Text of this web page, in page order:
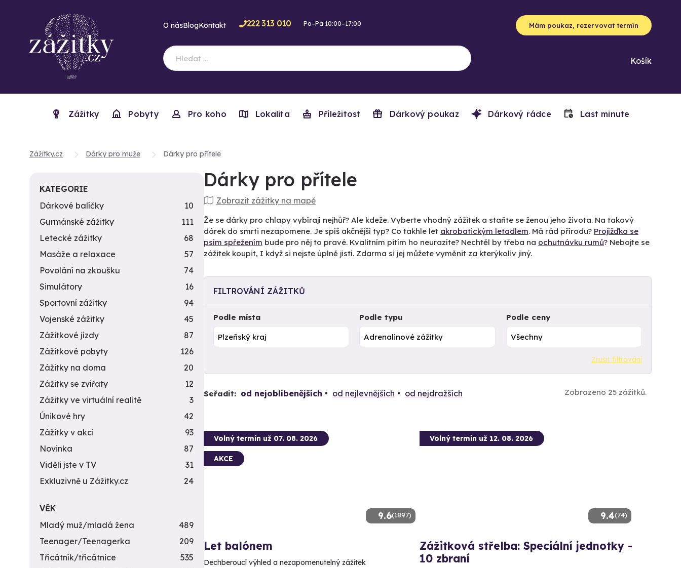
O násBlogKontakt 222 313 010 Po–Pá 10:00–17:00 Mám poukaz, rezervovat termín
Košík
Zážitky Pobyty Pro koho Lokalita Příležitost Dárkový poukaz Dárkový rádce Last minute
Zážitky.cz Dárky pro muže Dárky pro přítele
Dárky pro přítele
Zobrazit zážitky na mapě
Že se dárky pro chlapy vybírají nejhůř? Ale kdeže. Vyberte vhodný zážitek a staňte se ženou jeho života. Na takový
dárek do smrti nezapomene. Je spíš akčnější typ? Co takhle let akrobatickým letadlem. Má rád přírodu? Projížďka se
psím spřežením bude pro něj to pravé. Kvalitním pitím ho neurazíte? Nechtěl by třeba na ochutnávku rumů? Nebojte se
zážitek koupit, I když si nejste úplně jistí. Zdarma si jej můžete vyměnit za kterýkoliv jiný.
FILTROVÁNÍ ZÁŽITKŮ
Podle místa Podle typu Podle ceny
Zrušit filtrování
Seřadit: od nejoblíbenějších od nejlevnějších od nejdražších Zobrazeno 25 zážitků.
9.6(1897)
Volný termín už 07. 08. 2026
AKCE
Let balónem
Dechberoucí výhled a nezapomenutelný zážitek
9.4(74)
Volný termín už 12. 08. 2026
Zážitková střelba: Speciální jednotky -
10 zbraní
KATEGORIE
Dárkové balíčky
10
Gurmánské zážitky
111
Letecké zážitky
68
Masáže a relaxace
57
Povolání na zkoušku
74
Simulátory
16
Sportovní zážitky
94
Vojenské zážitky
45
Zážitkové jízdy
87
Zážitkové pobyty
126
Zážitky na doma
20
Zážitky se zvířaty
12
Zážitky ve virtuální realitě
3
Únikové hry
42
Zážitky v akci
93
Novinka
87
Viděli jste v TV
31
Exkluzivně u Zážitky.cz
24
VĚK
Mladý muž/mladá žena
489
Teenager/Teenagerka
209
Třicátník/třicátnice
535